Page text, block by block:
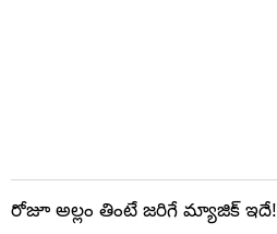
రోజూ అల్లం తింటే జరిగే మ్యాజిక్ ఇదే!